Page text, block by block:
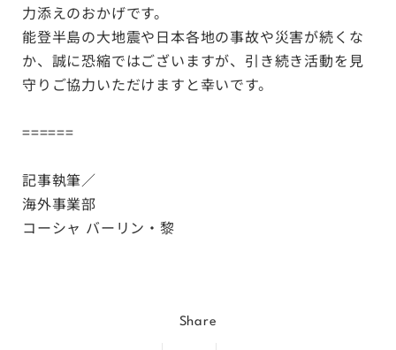
力添えのおかげです。
能登半島の大地震や日本各地の事故や災害が続くな
か、誠に恐縮ではございますが、引き続き活動を見
守りご協力いただけますと幸いです。
======
記事執筆／
海外事業部
コーシャ バーリン・黎
Share